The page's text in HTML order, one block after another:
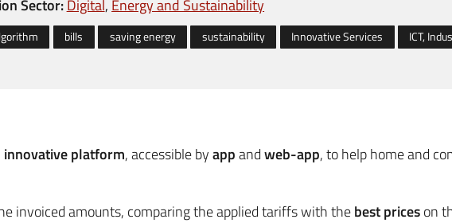
Sector:Digital Energy and Sustainability
bills saving energy sustainability Innovative Services ICT,
innovative platform, accessible byappandweb-app, to help home and
invoiced amounts, comparing the applied tariffs with thebest priceson